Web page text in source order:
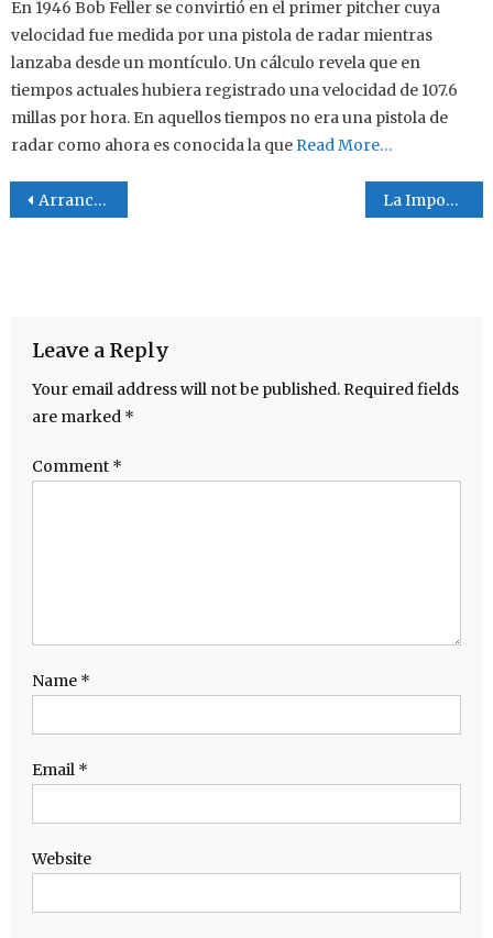
En 1946 Bob Feller se convirtió en el primer pitcher cuya
velocidad fue medida por una pistola de radar mientras
lanzaba desde un montículo. Un cálculo revela que en
tiempos actuales hubiera registrado una velocidad de 107.6
millas por hora. En aquellos tiempos no era una pistola de
radar como ahora es conocida la que Read More…
Post navigation
Arrancan Los Playoffs en La Liga del Norte de Coahuila. La Importancia de un Seguro
Leave a Reply
Your email address will not be published. Required fields
are marked *
Comment *
Name *
Email *
Website